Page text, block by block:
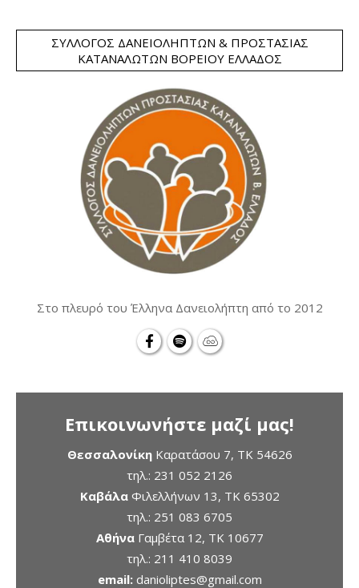
ΣΎΛΛΟΓΟΣ ΔΑΝΕΙΟΛΗΠΤΏΝ & ΠΡΟΣΤΑΣΊΑΣ
ΚΑΤΑΝΑΛΩΤΏΝ ΒΟΡΕΊΟΥ ΕΛΛΆΔΟΣ
Στο πλευρό του Έλληνα Δανειολήπτη από το 2012
Επικοινωνήστε μαζί μας!
ΘεσσαλονίκηΚαρατάσου 7, TK 54626
τηλ.: 231 052 2126
ΚαβάλαΦιλελλήνων 13, ΤΚ 65302
τηλ.: 251 083 6705
ΑθήναΓαμβέτα 12, ΤΚ 10677
τηλ.: 211 410 8039
email: danioliptes@gmail.com